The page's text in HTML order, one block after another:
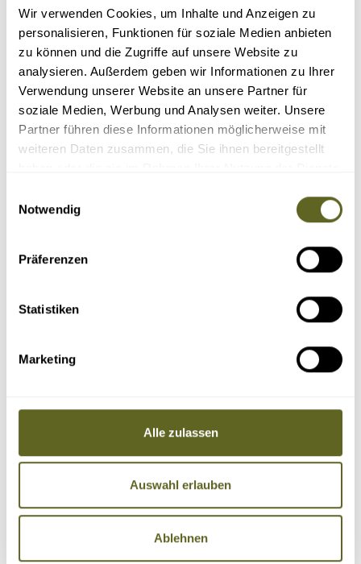
Wir verwenden Cookies, um Inhalte und Anzeigen zu
personalisieren, Funktionen für soziale Medien anbieten
zu können und die Zugriffe auf unsere Website zu
analysieren. Außerdem geben wir Informationen zu Ihrer
Verwendung unserer Website an unsere Partner für
soziale Medien, Werbung und Analysen weiter. Unsere
Partner führen diese Informationen möglicherweise mit
weiteren Daten zusammen, die Sie ihnen bereitgestellt
Notwendig
Präferenzen
Statistiken
Marketing
Alle zulassen
Auswahl erlauben
Ablehnen
Reisecode: EUFR003
4 - 5 Tage
ab 2.990 Euro
1 - 2 Personen
59 garantierte Termine
Detailprogramm
Anfragen
ÄHNLICHE REISEN, VERLÄNGERUNGEN &
Gruppenreise, Individualreise /ASTR009
DREI GIPFEL AUF EINEN STREICH - ARTOS +
SÜPHAN DAGI + ARARAT